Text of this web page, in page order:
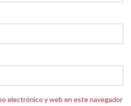
electrónico y web en este navegador